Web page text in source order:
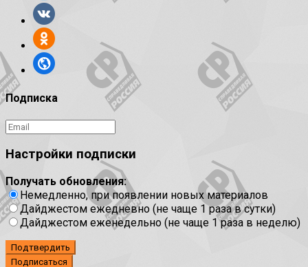
Подписка
Настройки подписки
Получать обновления:
Немедленно, при появлении новых материалов
Дайджестом ежедневно (не чаще 1 раза в сутки)
Дайджестом еженедельно (не чаще 1 раза в неделю)
Подтвердить